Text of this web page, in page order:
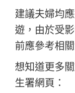
建議夫婦均
遊，由於受
前應參考相
想知道更多
生署網頁：